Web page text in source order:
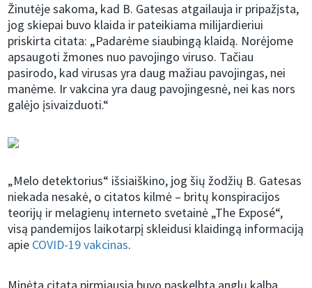
Žinutėje sakoma, kad B. Gatesas atgailauja ir pripažįsta,
jog skiepai buvo klaida ir pateikiama milijardieriui
priskirta citata: „Padarėme siaubingą klaidą. Norėjome
apsaugoti žmones nuo pavojingo viruso. Tačiau
pasirodo, kad virusas yra daug mažiau pavojingas, nei
manėme. Ir vakcina yra daug pavojingesnė, nei kas nors
galėjo įsivaizduoti.“
„Melo detektorius“ išsiaiškino, jog šių žodžių B. Gatesas
niekada nesakė, o citatos kilmė – britų konspiracijos
teorijų ir melagienų interneto svetainė „The Exposé“,
visą pandemijos laikotarpį skleidusi klaidingą informaciją
apie COVID-19 vakcinas.